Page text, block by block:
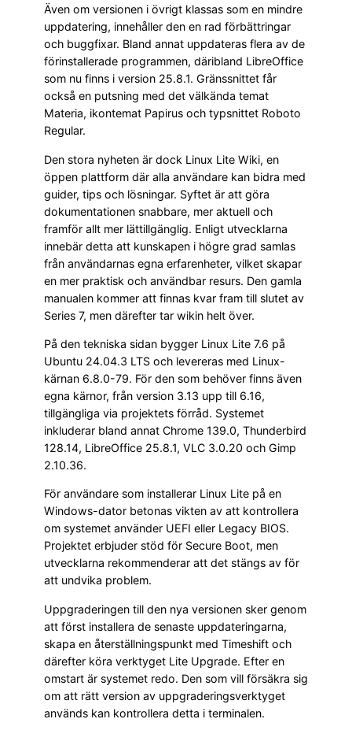
Även om versionen i övrigt klassas som en mindre
uppdatering, innehåller den en rad förbättringar
och buggfixar. Bland annat uppdateras flera av de
förinstallerade programmen, däribland LibreOffice
som nu finns i version 25.8.1. Gränssnittet får
också en putsning med det välkända temat
Materia, ikontemat Papirus och typsnittet Roboto
Regular.
Den stora nyheten är dock Linux Lite Wiki, en
öppen plattform där alla användare kan bidra med
guider, tips och lösningar. Syftet är att göra
dokumentationen snabbare, mer aktuell och
framför allt mer lättillgänglig. Enligt utvecklarna
innebär detta att kunskapen i högre grad samlas
från användarnas egna erfarenheter, vilket skapar
en mer praktisk och användbar resurs. Den gamla
manualen kommer att finnas kvar fram till slutet av
Series 7, men därefter tar wikin helt över.
På den tekniska sidan bygger Linux Lite 7.6 på
Ubuntu 24.04.3 LTS och levereras med Linux-
kärnan 6.8.0-79. För den som behöver finns även
egna kärnor, från version 3.13 upp till 6.16,
tillgängliga via projektets förråd. Systemet
inkluderar bland annat Chrome 139.0, Thunderbird
128.14, LibreOffice 25.8.1, VLC 3.0.20 och Gimp
2.10.36.
För användare som installerar Linux Lite på en
Windows-dator betonas vikten av att kontrollera
om systemet använder UEFI eller Legacy BIOS.
Projektet erbjuder stöd för Secure Boot, men
utvecklarna rekommenderar att det stängs av för
att undvika problem.
Uppgraderingen till den nya versionen sker genom
att först installera de senaste uppdateringarna,
skapa en återställningspunkt med Timeshift och
därefter köra verktyget Lite Upgrade. Efter en
omstart är systemet redo. Den som vill försäkra sig
om att rätt version av uppgraderingsverktyget
används kan kontrollera detta i terminalen.